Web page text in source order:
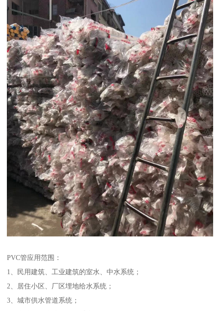
PVC管应用范围：
1、民用建筑、工业建筑的室水、中水系统；
2、居住小区、厂区埋地给水系统；
3、城市供水管道系统；